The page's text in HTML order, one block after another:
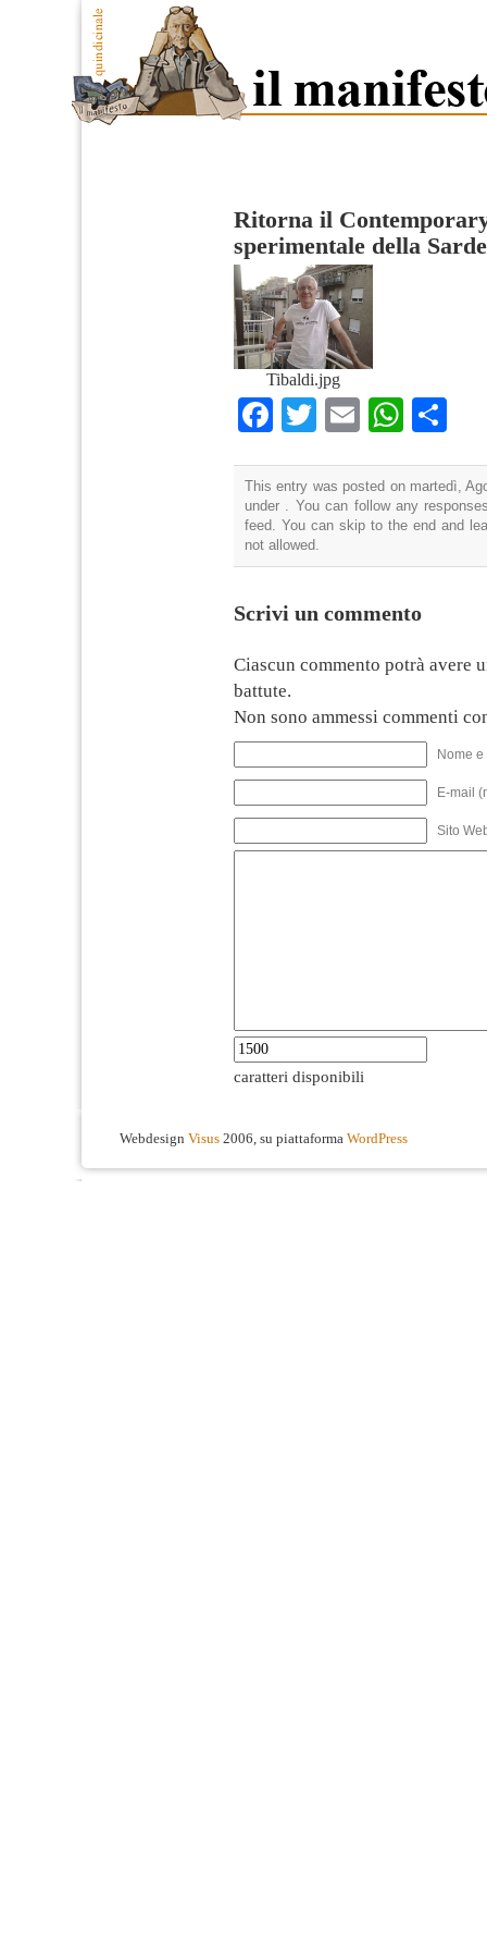
Ritorna il
sperimentale della
Tibaldi.jpg
Facebook
TwitterEmail
This entry was posted on martedì,
under . You can follow any
feed. You can skip to the end and
not allowed.
Scrivi un commento
Ciascun commento potrà avere
battute.
Non sono ammessi commenti
Nome
E-mail
Sito
caratteri disponibili
Webdesign Visus 2006, su piattaforma WordPress